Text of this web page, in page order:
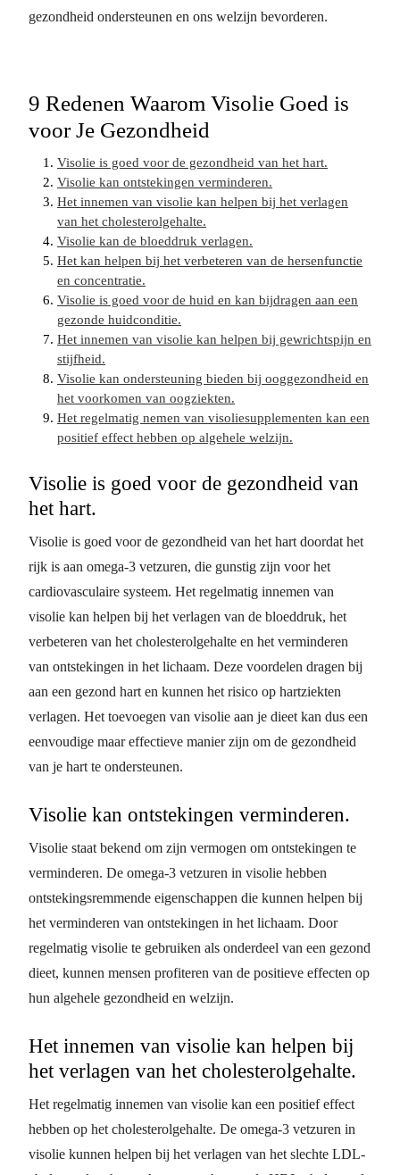
gezondheid ondersteunen en ons welzijn bevorderen.
9 Redenen Waarom Visolie Goed is
voor Je Gezondheid
Visolie is goed voor de gezondheid van het hart.
Visolie kan ontstekingen verminderen.
Het innemen van visolie kan helpen bij het verlagen
van het cholesterolgehalte.
Visolie kan de bloeddruk verlagen.
Het kan helpen bij het verbeteren van de hersenfunctie
en concentratie.
Visolie is goed voor de huid en kan bijdragen aan een
gezonde huidconditie.
Het innemen van visolie kan helpen bij gewrichtspijn en
stijfheid.
Visolie kan ondersteuning bieden bij ooggezondheid en
het voorkomen van oogziekten.
Het regelmatig nemen van visoliesupplementen kan een
positief effect hebben op algehele welzijn.
Visolie is goed voor de gezondheid van
het hart.
Visolie is goed voor de gezondheid van het hart doordat het
rijk is aan omega-3 vetzuren, die gunstig zijn voor het
cardiovasculaire systeem. Het regelmatig innemen van
visolie kan helpen bij het verlagen van de bloeddruk, het
verbeteren van het cholesterolgehalte en het verminderen
van ontstekingen in het lichaam. Deze voordelen dragen bij
aan een gezond hart en kunnen het risico op hartziekten
verlagen. Het toevoegen van visolie aan je dieet kan dus een
eenvoudige maar effectieve manier zijn om de gezondheid
van je hart te ondersteunen.
Visolie kan ontstekingen verminderen.
Visolie staat bekend om zijn vermogen om ontstekingen te
verminderen. De omega-3 vetzuren in visolie hebben
ontstekingsremmende eigenschappen die kunnen helpen bij
het verminderen van ontstekingen in het lichaam. Door
regelmatig visolie te gebruiken als onderdeel van een gezond
dieet, kunnen mensen profiteren van de positieve effecten op
hun algehele gezondheid en welzijn.
Het innemen van visolie kan helpen bij
het verlagen van het cholesterolgehalte.
Het regelmatig innemen van visolie kan een positief effect
hebben op het cholesterolgehalte. De omega-3 vetzuren in
visolie kunnen helpen bij het verlagen van het slechte LDL-